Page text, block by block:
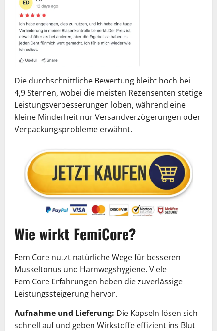
Die durchschnittliche Bewertung bleibt hoch bei
4,9 Sternen, wobei die meisten Rezensenten stetige
Leistungsverbesserungen loben, während eine
kleine Minderheit nur Versandverzögerungen oder
Verpackungsprobleme erwähnt.
Wie wirkt FemiCore?
FemiCore nutzt natürliche Wege für besseren
Muskeltonus und Harnwegshygiene. Viele
FemiCore Erfahrungen heben die zuverlässige
Leistungssteigerung hervor.
Aufnahme und Lieferung: Die Kapseln lösen sich
schnell auf und geben Wirkstoffe effizient ins Blut